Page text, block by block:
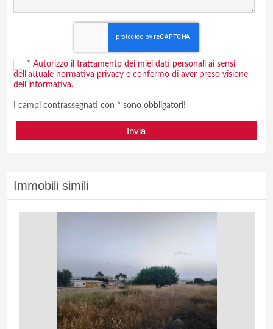
*Autorizzo il trattamento dei miei dati personali ai sensi
dell'attuale normativa privacy e confermo di aver preso visione
dell'informativa.
I campi contrassegnati con * sono obbligatori!
Immobili simili